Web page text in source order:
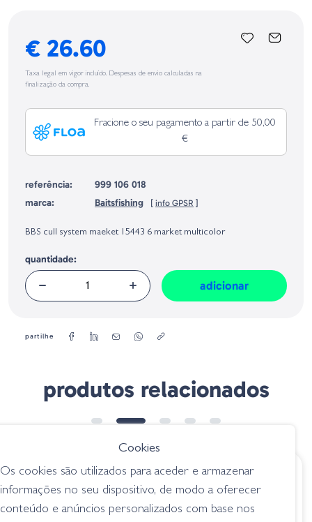
€ 26.60
Taxa legal em vigor incluído. Despesas de envio calculadas na
finalização da compra.
Fracione o seu pagamento a partir de 50,00
€
referência:
999 106 018
marca:
Baitsfishing [ info GPSR ]
Europeia, dos produtos da marca, conforme requerido no Regulamento
BBS cull system maeket 15443 6 market multicolor
quantidade:
adicionar
partilhe
produtos relacionados
€ 4.20
Tube T-2
€ 1.50
B/2 Faldillas 150mm
CorYW
Cookies
Os cookies são utilizados para aceder e armazenar
informações no seu dispositivo, de modo a oferecer
conteúdo e anúncios personalizados com base nos